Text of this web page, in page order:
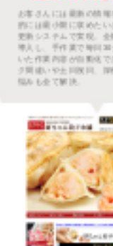
供し、作業
言うのを自動
で4システムを
以上かかって
ました。リン
の更新などの